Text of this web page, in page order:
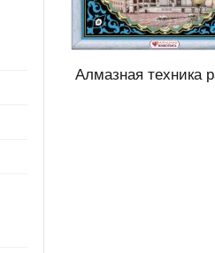
Алмазная техника